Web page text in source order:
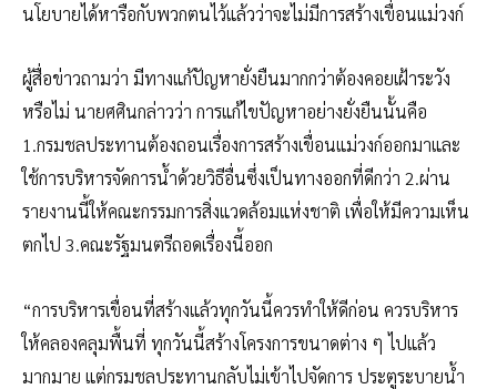
นโยบายได้หารือกับพวกตนไว้แล้วว่าจะไม่มีการสร้างเขื่อนแม่วงก์
ผู้สื่อข่าวถามว่า มีทางแก้ปัญหายั่งยืนมากกว่าต้องคอยเฝ้าระวัง
หรือไม่ นายศศินกล่าวว่า การแก้ไขปัญหาอย่างยั่งยืนนั้นคือ
1.กรมชลประทานต้องถอนเรื่องการสร้างเขื่อนแม่วงก์ออกมาและ
ใช้การบริหารจัดการน้ำด้วยวิธีอื่นซึ่งเป็นทางออกที่ดีกว่า 2.ผ่าน
รายงานนี้ให้คณะกรรมการสิ่งแวดล้อมแห่งชาติ เพื่อให้มีความเห็น
ตกไป 3.คณะรัฐมนตรีถอดเรื่องนี้ออก
“การบริหารเขื่อนที่สร้างแล้วทุกวันนี้ควรทำให้ดีก่อน ควรบริหาร
ให้คลองคลุมพื้นที่ ทุกวันนี้สร้างโครงการขนาดต่าง ๆ ไปแล้ว
มากมาย แต่กรมชลประทานกลับไม่เข้าไปจัดการ ประตูระบายน้ำ